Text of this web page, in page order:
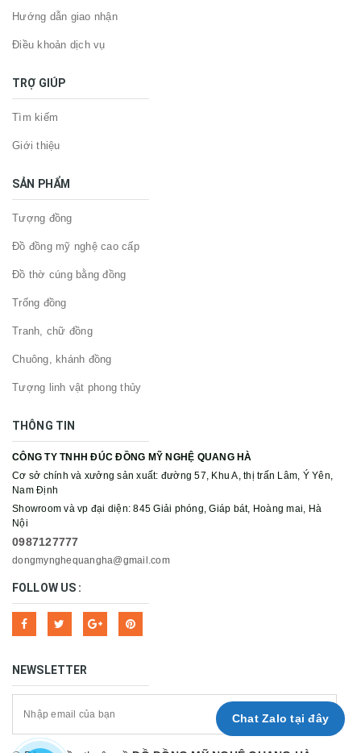
Hướng dẫn giao nhận
Điều khoản dịch vụ
TRỢ GIÚP
Tìm kiếm
Giới thiệu
SẢN PHẨM
Tượng đồng
Đồ đồng mỹ nghệ cao cấp
Đồ thờ cúng bằng đồng
Trống đồng
Tranh, chữ đồng
Chuông, khánh đồng
Tượng linh vật phong thủy
THÔNG TIN
CÔNG TY TNHH ĐÚC ĐỒNG MỸ NGHỆ QUANG HÀ
Cơ sở chính và xưởng sản xuất: đường 57, Khu A, thị trấn Lâm, Ý Yên,
Nam Định
Showroom và vp đại diện: 845 Giải phóng, Giáp bát, Hoàng mai, Hà
Nội
0987127777
dongmynghequangha@gmail.com
FOLLOW US :
NEWSLETTER
Chat Zalo tại đây